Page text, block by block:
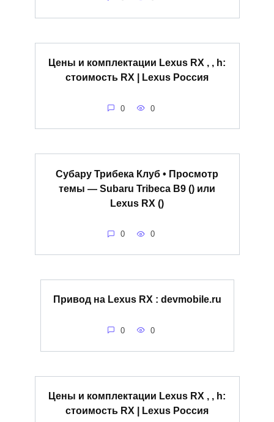
Цены и комплектации Lexus RX , , h:
стоимость RX | Lexus Россия
0 0
Субару Трибека Клуб • Просмотр
темы — Subaru Tribeca B9 () или
Lexus RX ()
0 0
Привод на Lexus RX : devmobile.ru
0 0
Цены и комплектации Lexus RX , , h:
стоимость RX | Lexus Россия